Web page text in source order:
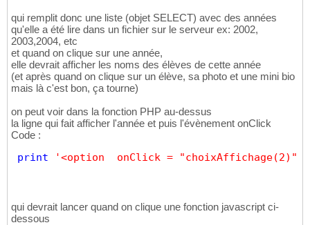
14
15
16
17
18
19
20
print ' selected ';
}
        fclose
($fh);
}
qui remplit donc une liste (objet SELECT) avec des années
qu'elle a été lire dans un fichier sur le serveur ex: 2002,
2003,2004, etc
et quand on clique sur une année,
elle devrait afficher les noms des élèves de cette année
(et après quand on clique sur un élève, sa photo et une mini bio
mais là c'est bon, ça tourne)
on peut voir dans la fonction PHP au-dessus
la ligne qui fait afficher l'année et puis l'évènement onClick
Code :
print '<option  onClick = "choixAffichage(2)"
qui devrait lancer quand on clique une fonction javascript ci-
dessous